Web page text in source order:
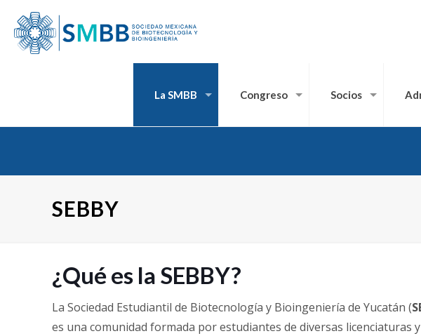
La SMBB Congreso Socios
SEBBY
¿Qué es la SEBBY?
La Sociedad Estudiantil de Biotecnología y Bioingeniería de Yucatán (
es una comunidad formada por estudiantes de diversas licenciaturas y